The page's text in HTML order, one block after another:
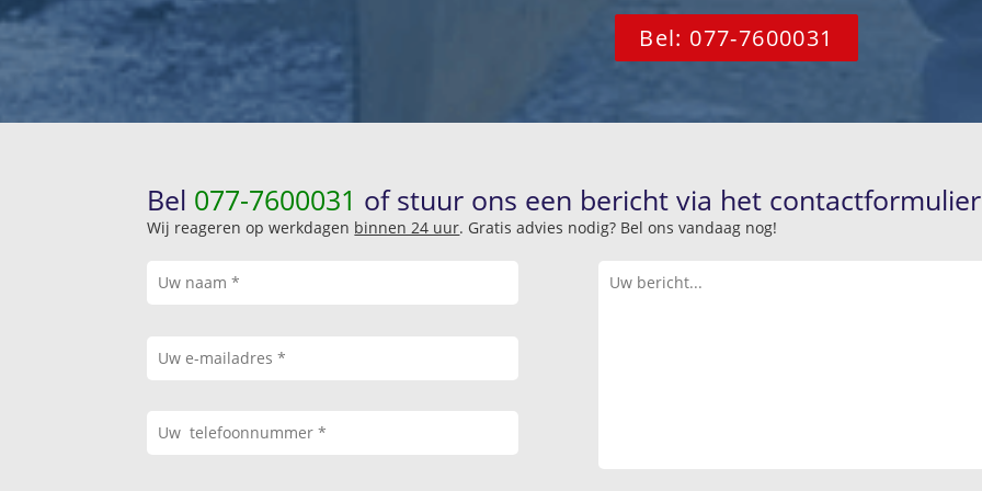
Bel: 077-7600031
Bel 077-7600031 of stuur ons een bericht via het
Wij reageren op werkdagen binnen 24 uur. Gratis advies nodig? Bel ons vandaag nog!